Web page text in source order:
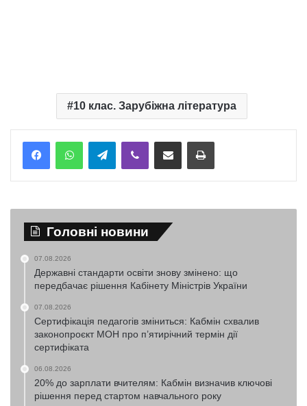
10 клас. Зарубіжна література
TelegramViber Надіслати електронною поштоюНадрукувати
Головні новини
07.08.2026
Державні стандарти освіти знову змінено: що
передбачає рішення Кабінету Міністрів України
07.08.2026
Сертифікація педагогів зміниться: Кабмін схвалив
законопроєкт МОН про п’ятирічний термін дії
сертифіката
06.08.2026
20% до зарплати вчителям: Кабмін визначив ключові
рішення перед стартом навчального року